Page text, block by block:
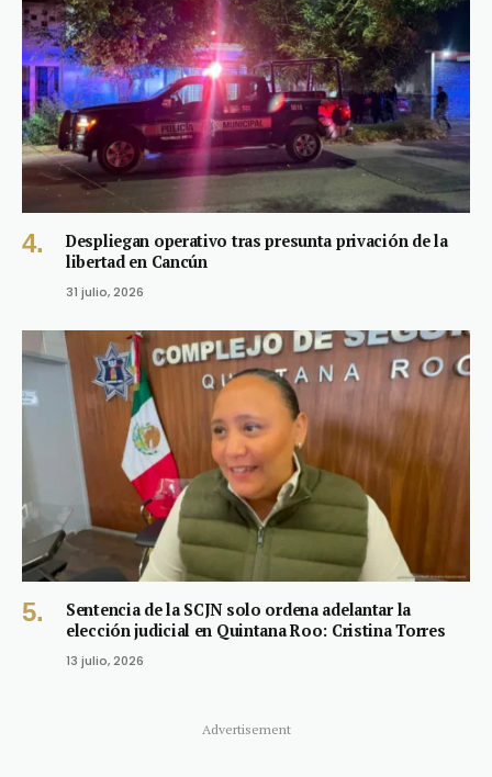
Despliegan operativo tras presunta privación de la
libertad en Cancún
31 julio, 2026
Sentencia de la SCJN solo ordena adelantar la
elección judicial en Quintana Roo: Cristina Torres
13 julio, 2026
Advertisement